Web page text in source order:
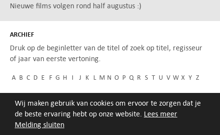
Melding sluiten
Wij maken gebruik van cookies om ervoor te zorgen dat je
de beste ervaring hebt op onze website. Lees meer
Nieuwe films volgen rond half augustus :)
ARCHIEF
Druk op de beginletter van de titel of zoek op titel, regisseur
of jaar van eerste vertoning.
A B C D E F G H I J K L M N O P Q R S T U V W X Y Z